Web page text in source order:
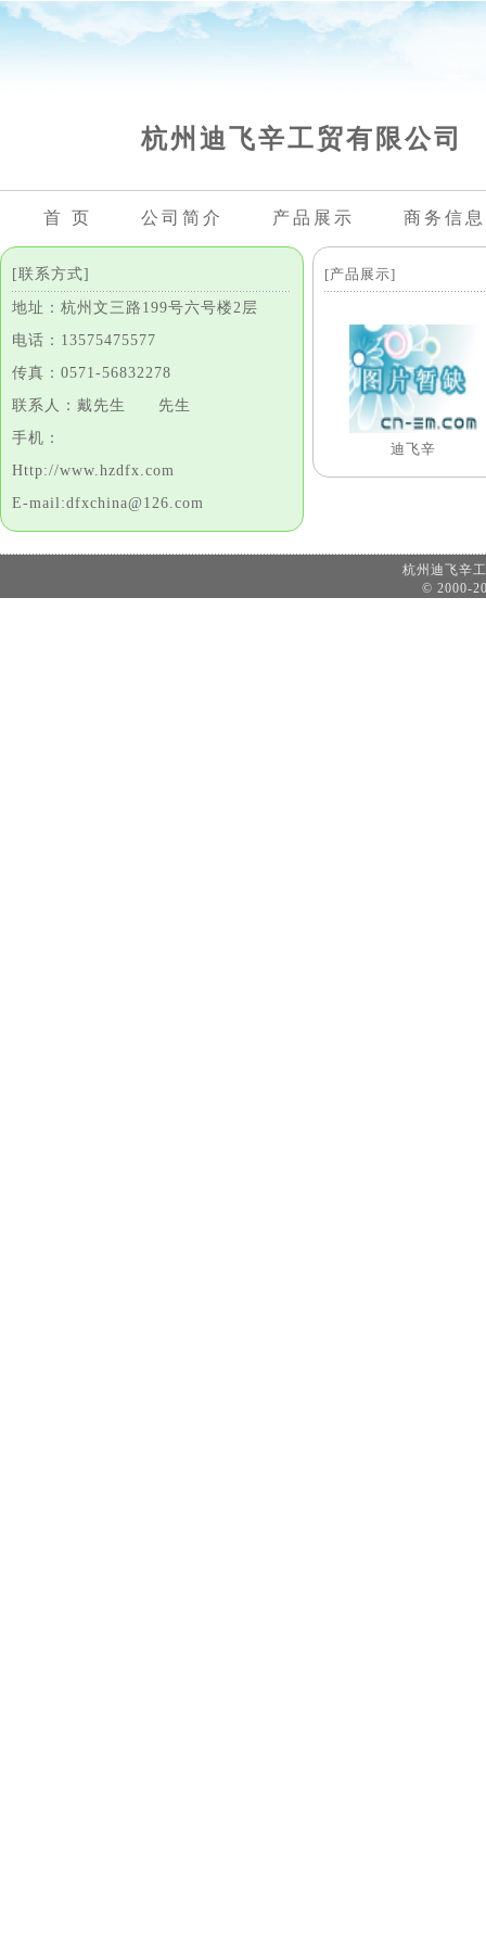
杭州迪飞辛工贸有限公司
首 页 公司简介 产品展示 商务信息
[联系方式]
地址：杭州文三路199号六号楼2层
电话：13575475577
传真：0571-56832278
联系人：戴先生 先生
手机：
Http://www.hzdfx.com
E-mail:dfxchina@126.com
[产品展示]
迪飞辛
杭州迪飞
© 2000-